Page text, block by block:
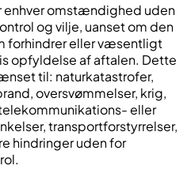
enhver omstændighed uden
og vilje, uanset om den
forhindrer eller væsentligt
opfyldelse af aftalen. Dette
til: naturkatastrofer,
oversvømmelser, krig,
eller
transportforstyrrelser,
hindringer uden for